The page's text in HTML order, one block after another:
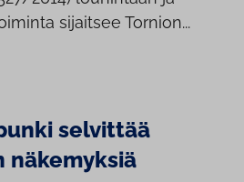
sijaitsee Tornion...
selvittää